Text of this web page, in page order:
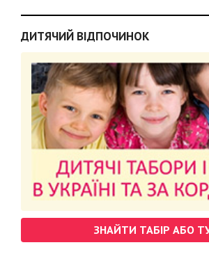
ДИТЯЧИЙ ВІДПОЧИНОК
ЗНАЙТИ ТАБІР АБО